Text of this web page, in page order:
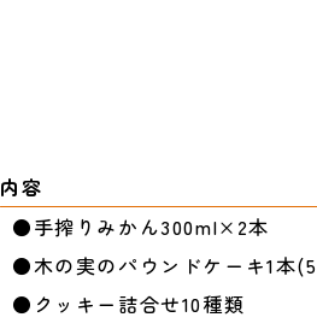
内容
●手搾りみかん300ml×2本
●木の実のパウンドケーキ1本
●クッキー詰合せ10種類